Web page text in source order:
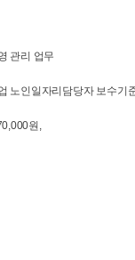
관리 업무
노인일자리담당자 보수기
원,